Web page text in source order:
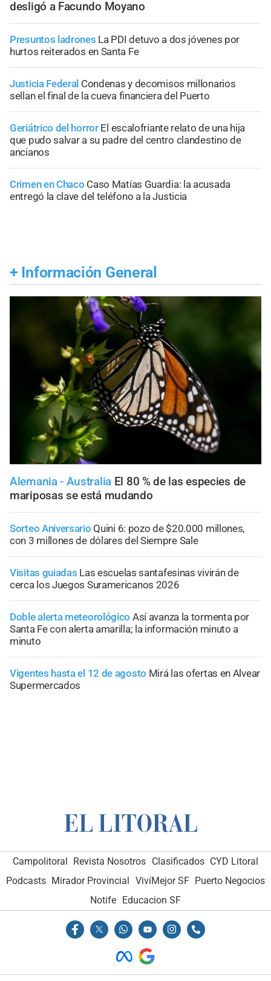
desligó a Facundo Moyano
Presuntos ladrones La PDI detuvo a dos jóvenes por
hurtos reiterados en Santa Fe
Justicia Federal Condenas y decomisos millonarios
sellan el final de la cueva financiera del Puerto
Geriátrico del horror El escalofriante relato de una hija
que pudo salvar a su padre del centro clandestino de
ancianos
Crimen en Chaco Caso Matías Guardia: la acusada
entregó la clave del teléfono a la Justicia
+ Información General
Alemania - Australia El 80 % de las especies de
mariposas se está mudando
Sorteo Aniversario Quini 6: pozo de $20.000 millones,
con 3 millones de dólares del Siempre Sale
Visitas guiadas Las escuelas santafesinas vivirán de
cerca los Juegos Suramericanos 2026
Doble alerta meteorológico Así avanza la tormenta por
Santa Fe con alerta amarilla; la información minuto a
minuto
Vigentes hasta el 12 de agosto Mirá las ofertas en Alvear
Supermercados
Campolitoral Revista Nosotros Clasificados CYD Litoral
Podcasts Mirador Provincial VivíMejor SF Puerto Negocios
Notife Educacion SF